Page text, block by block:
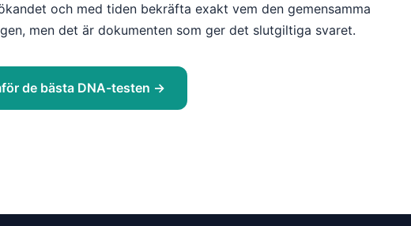
och med tiden bekräfta exakt vem den gemensamma
men det är dokumenten som ger det slutgiltiga svaret.
de bästa DNA-testen →